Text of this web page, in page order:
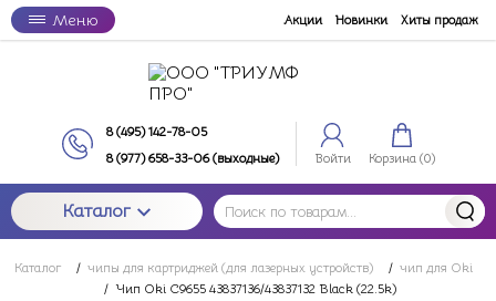
Меню Акции Новинки Хиты продаж
8 (495) 142-78-05
8 (977) 658-33-06 (выходные)
Войти Корзина (0)
Каталог
Каталог / чипы для картриджей (для лазерных устройств) / чип для Oki
/ Чип Oki C9655 43837136/43837132 Black (22.5k)